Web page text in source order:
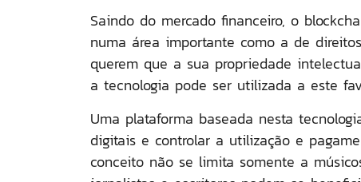
Saindo do mercado financeiro, o
numa área importante como a de
querem que a sua propriedade
a tecnologia pode ser utilizada a este
Uma plataforma baseada nesta
digitais e controlar a utilização e
conceito não se limita somente a